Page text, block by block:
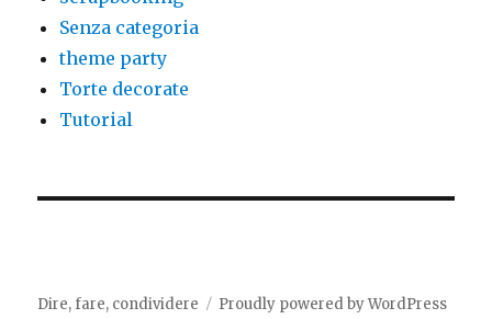
Senza categoria
theme party
Torte decorate
Tutorial
Dire, fare, condividere Proudly powered by WordPress